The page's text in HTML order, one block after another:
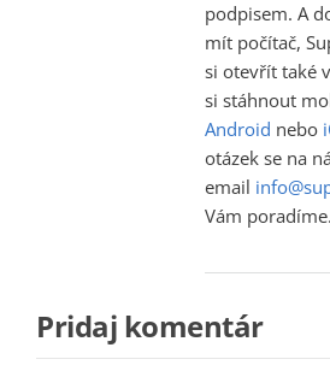
podpisem. A
mít počítač,
si otevřít také
si stáhnout
Android nebo
otázek se na
email
Vám poradíme.
Pridaj komentár